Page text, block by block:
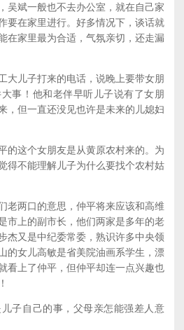
吴斌一般也不去办公室，就在自己家
要在家里进行。好多情况下，谈话就
在家里最为合适，气氛亲切，还走漏
大儿子打来的电话，说晚上要带女朋
事！他和老伴早听儿子说有了女朋
，但一直还没见也许是未来的儿媳妇
的这个女朋友是从黄原农村来的。为
得不能理解儿子为什么要找个农村姑
老两口的意思，仲平将来应该和高维
市上的副市长，他们两家是多年的老
杰又是中纪委常委，熟识许多中央领
的女儿高敏是省美院油画系学生，漂
看上了仲平，但仲平却连一点兴趣也
子自己的事，父母亲怎能强差人意